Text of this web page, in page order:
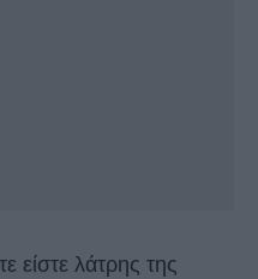
είστε λάτρης της